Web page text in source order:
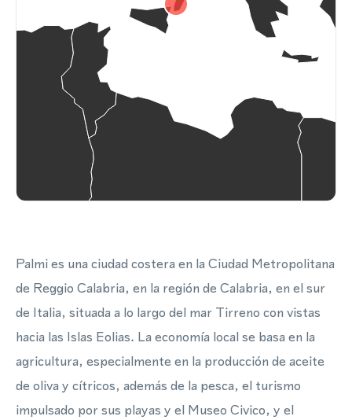
Palmi es una ciudad costera en la Ciudad Metropolitana
de Reggio Calabria, en la región de Calabria, en el sur
de Italia, situada a lo largo del mar Tirreno con vistas
hacia las Islas Eolias. La economía local se basa en la
agricultura, especialmente en la producción de aceite
de oliva y cítricos, además de la pesca, el turismo
impulsado por sus playas y el Museo Civico, y el